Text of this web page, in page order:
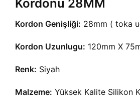
Kordonu 28MM
Kordon Genişliği: 28mm ( toka
Kordon Uzunlugu: 120mm X
Renk: Siyah
Malzeme: Yüksek Kalite Silikon